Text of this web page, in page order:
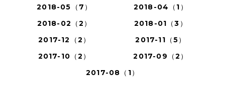
2018-05（7）
2018-04（1）
2018-02（2）
2018-01（3）
2017-12（2）
2017-11（5）
2017-10（2）
2017-09（2）
2017-08（1）